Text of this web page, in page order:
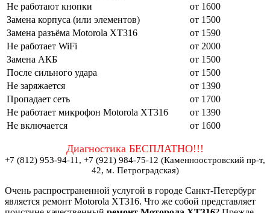
Не работают кнопки
от 1600
Замена корпуса (или элементов)
от 1500
Замена разъёма Motorola XT316
от 1590
Не работает WiFi
от 2000
Замена АКБ
от 1500
После сильного удара
от 1500
Не заряжается
от 1390
Пропадает сеть
от 1700
Не работает микрофон Motorola XT316
от 1390
Не включается
от 1600
Диагностика БЕСПЛАТНО!!!
+7 (812) 953-94-11, +7 (921) 984-75-12 (Каменноостровский пр-т,
42, м. Петроградская)
Очень распространенной услугой в городе Санкт-Петербург
является ремонт Motorola XT316. Что же собой представляет